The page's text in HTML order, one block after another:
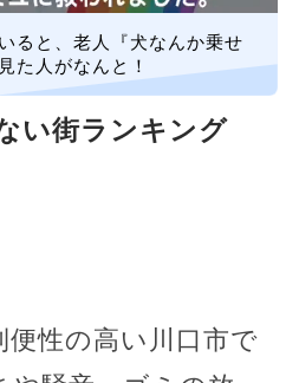
ると、老人『犬なんか乗せ
た人がなんと！
い街ランキング
便性の高い川口市で